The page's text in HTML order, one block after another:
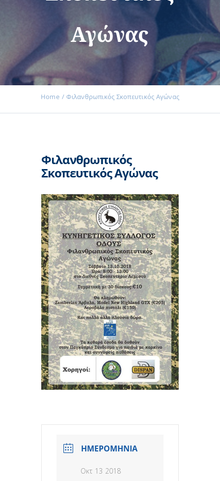
Εκδηλώσεις
Νέα
Επικοινωνία
Εισφορές
Αγώνας
Home Φιλανθρωπικός Σκοπευτικός Αγώνας
Φιλανθρωπικός
Σκοπευτικός Αγώνας
ΗΜΕΡΟΜΗΝΙΑ
Οκτ 13 2018